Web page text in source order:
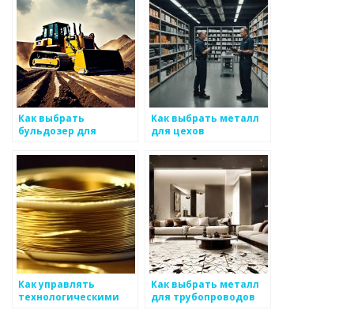
Как выбрать
бульдозер для
Как выбрать металл
для цехов
Как управлять
технологическими
Как выбрать металл
для трубопроводов